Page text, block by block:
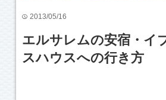
time 2013/05/16
エルサレムの安宿・イ
スハウスへの行き方